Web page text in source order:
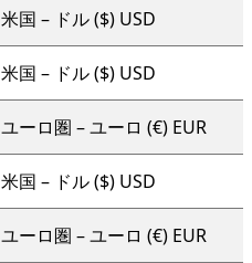
米国 – ドル ($) USD
米国 – ドル ($) USD
ユーロ圏 – ユーロ (€) EUR
米国 – ドル ($) USD
ユーロ圏 – ユーロ (€) EUR